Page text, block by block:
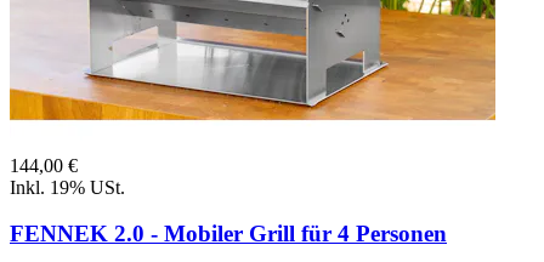
144,00 €
Inkl. 19% USt.
FENNEK 2.0 - Mobiler Grill für 4 Personen